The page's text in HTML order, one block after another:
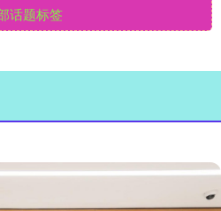
话题标签